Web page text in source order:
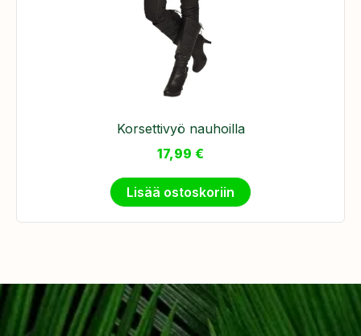
Korsettivyö nauhoilla
17,99 €
Lisää ostoskoriin